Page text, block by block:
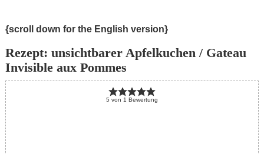
{scroll down for the English version}
Rezept: unsichtbarer Apfelkuchen / Gateau
Invisible aux Pommes
5 von 1 Bewertung